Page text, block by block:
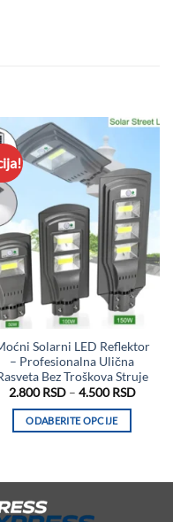
Solarni LED Reflektor
– Profesionalna Ulična
Bez Troškova Struje
2.800RSD – 4.500RSD
ODABERITE OPCIJE
varijanti.